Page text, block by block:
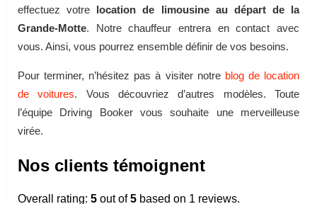
effectuez votre location de limousine au départ de la
Grande-Motte. Notre chauffeur entrera en contact avec
vous. Ainsi, vous pourrez ensemble définir de vos besoins.
Pour terminer, n’hésitez pas à visiter notre blog de location
de voitures. Vous découvriez d’autres modèles. Toute
l’équipe Driving Booker vous souhaite une merveilleuse
virée.
Nos clients témoignent
Overall rating: 5 out of5 based on 1 reviews.